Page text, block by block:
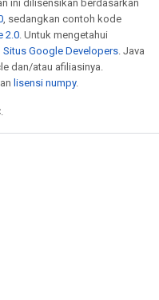
ini dilisensikan berdasarkan
, sedangkan contoh kode
2.0. Untuk mengetahui
Situs Google Developers. Java
dan/atau afiliasinya.
lisensi numpy.